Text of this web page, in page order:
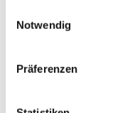
Impressum
Notwendig
Präferenzen
Mehrwertsteuer
Verfügbarkeit.